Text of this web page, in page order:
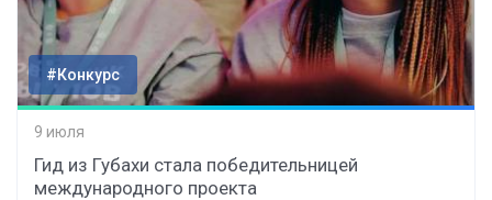
#Конкурс
9 июля
Гид из Губахи стала победительницей
международного проекта